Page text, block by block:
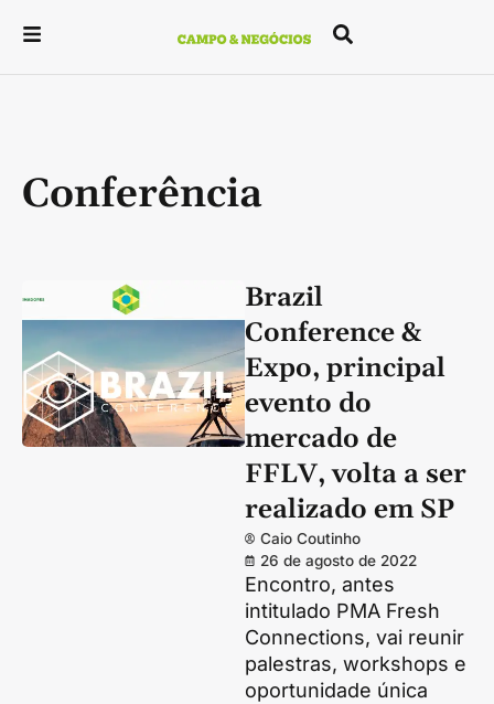
Conferência
Brazil
Conference &
Expo, principal
evento do
mercado de
FFLV, volta a ser
realizado em SP
Caio Coutinho
26 de agosto de 2022
Encontro, antes
intitulado PMA Fresh
Connections, vai reunir
palestras, workshops e
oportunidade única